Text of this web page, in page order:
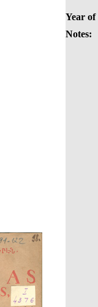
Year
Notes: